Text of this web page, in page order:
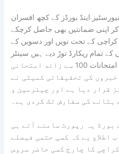
اینڈ بورڈز کے کچھ افسران
اپنی ضمانتیں بھی حاصل کرچکے
کراچی کے تحت نویں اور دسویں کے
کے تمام ریکارڈ توڑ دیے ہیں سینٹر
فیکسیشن اور ازاں بعد دوران امتحانات 100 سے زائد امتحانی
کی تحقیقاتی کمیٹی نے
قرار دیا ہے اور چیئرمین و
ہٹانے کی سفارش تک کردی ہے۔
بورڈ یہ رپورٹ سامنے آتے ہی
اطلاع یے کہ کسی حتمی فیصلے
کا چارج کسی حاضر سروس